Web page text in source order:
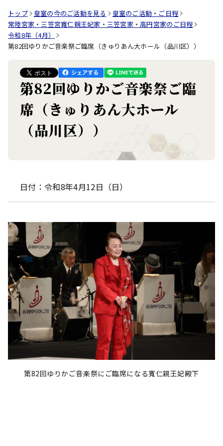
トップ 皇室の今のご活動を見る
皇室のご活動・ご日程
常陸宮家・三笠宮寬仁親王妃家・三笠宮家・高円宮家のご日程
令和8年（4月）
第82回ゆりかご音楽祭ご臨席（きゅりあん大ホール（品川区））
第82回ゆりかご音楽祭ご臨
席（きゅりあん大ホール
（品川区））
日付：令和8年4月12日（日）
第82回ゆりかご音楽祭にご臨席になる寬仁親王妃殿下